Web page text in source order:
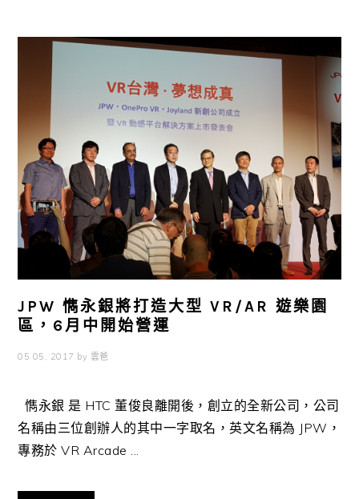
JPW 懏永銀將打造大型 VR/AR 遊樂園
區，6月中開始營運
05 05, 2017 by 雲爸
懏永銀 是 HTC 董俊良離開後，創立的全新公司，公司
名稱由三位創辦人的其中一字取名，英文名稱為 JPW，
專務於 VR Arcade ...